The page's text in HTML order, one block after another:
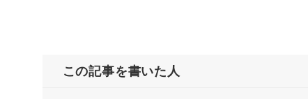
この記事を書いた人